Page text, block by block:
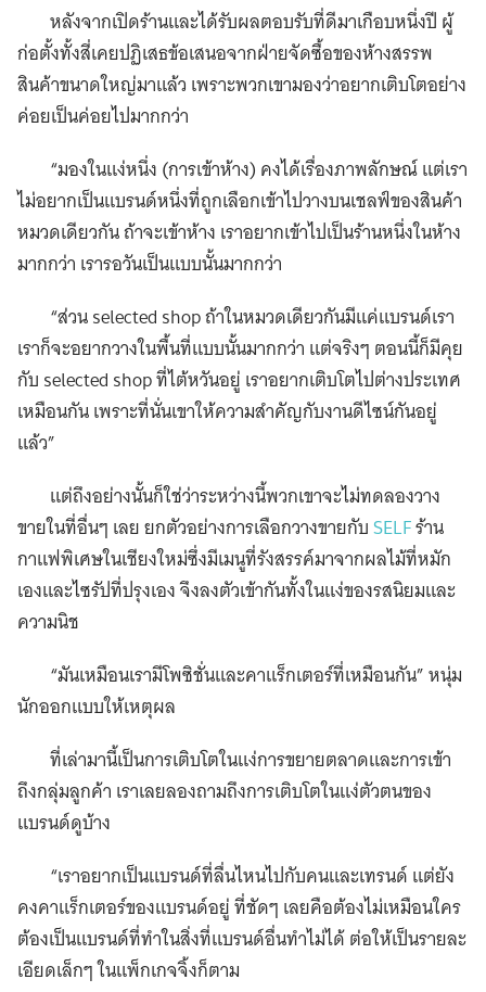
หลังจากเปิดร้านและได้รับผลตอบรับที่ดีมาเกือบหนึ่งปี ผู้
ก่อตั้งทั้งสี่เคยปฏิเสธข้อเสนอจากฝ่ายจัดซื้อของห้างสรรพ
สินค้าขนาดใหญ่มาแล้ว เพราะพวกเขามองว่าอยากเติบโตอย่าง
ค่อยเป็นค่อยไปมากกว่า
“มองในแง่หนึ่ง (การเข้าห้าง) คงได้เรื่องภาพลักษณ์ แต่เรา
ไม่อยากเป็นแบรนด์หนึ่งที่ถูกเลือกเข้าไปวางบนเชลฟ์ของสินค้า
หมวดเดียวกัน ถ้าจะเข้าห้าง เราอยากเข้าไปเป็นร้านหนึ่งในห้าง
มากกว่า เรารอวันเป็นแบบนั้นมากกว่า
“ส่วน selected shop ถ้าในหมวดเดียวกันมีแค่แบรนด์เรา
เราก็จะอยากวางในพื้นที่แบบนั้นมากกว่า แต่จริงๆ ตอนนี้ก็มีคุย
กับ selected shop ที่ไต้หวันอยู่ เราอยากเติบโตไปต่างประเทศ
เหมือนกัน เพราะที่นั่นเขาให้ความสำคัญกับงานดีไซน์กันอยู่
แล้ว”
แต่ถึงอย่างนั้นก็ใช่ว่าระหว่างนี้พวกเขาจะไม่ทดลองวาง
ขายในที่อื่นๆ เลย ยกตัวอย่างการเลือกวางขายกับSELFร้าน
กาแฟพิเศษในเชียงใหม่ซึ่งมีเมนูที่รังสรรค์มาจากผลไม้ที่หมัก
เองและไซรัปที่ปรุงเอง จึงลงตัวเข้ากันทั้งในแง่ของรสนิยมและ
ความนิช
“มันเหมือนเรามีโพซิชั่นและคาแร็กเตอร์ที่เหมือนกัน” หนุ่ม
นักออกแบบให้เหตุผล
ที่เล่ามานี้เป็นการเติบโตในแง่การขยายตลาดและการเข้า
ถึงกลุ่มลูกค้า เราเลยลองถามถึงการเติบโตในแง่ตัวตนของ
แบรนด์ดูบ้าง
“เราอยากเป็นแบรนด์ที่ลื่นไหนไปกับคนและเทรนด์ แต่ยัง
คงคาแร็กเตอร์ของแบรนด์อยู่ ที่ชัดๆ เลยคือต้องไม่เหมือนใคร
ต้องเป็นแบรนด์ที่ทำในสิ่งที่แบรนด์อื่นทำไม่ได้ ต่อให้เป็นรายละ
เอียดเล็กๆ ในแพ็กเกจจิ้งก็ตาม